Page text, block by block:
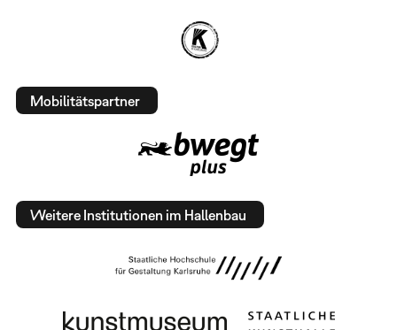
Mobilitätspartner
Weitere Institutionen im Hallenbau